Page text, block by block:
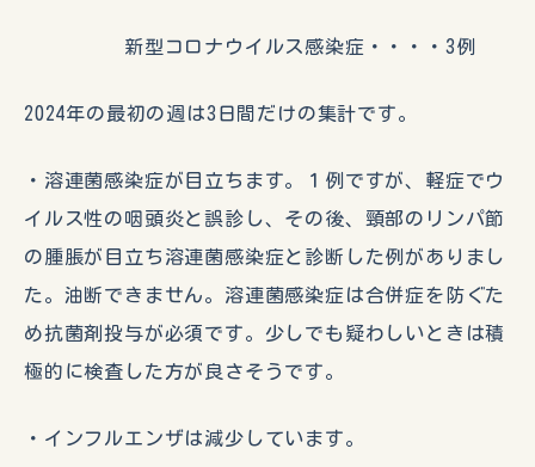
新型コロナウイルス感染症・・・・3例
2024年の最初の週は3日間だけの集計です。
・溶連菌感染症が目立ちます。１例ですが、軽症でウ
イルス性の咽頭炎と誤診し、その後、頸部のリンパ節
の腫脹が目立ち溶連菌感染症と診断した例がありまし
た。油断できません。溶連菌感染症は合併症を防ぐた
め抗菌剤投与が必須です。少しでも疑わしいときは積
極的に検査した方が良さそうです。
・インフルエンザは減少しています。